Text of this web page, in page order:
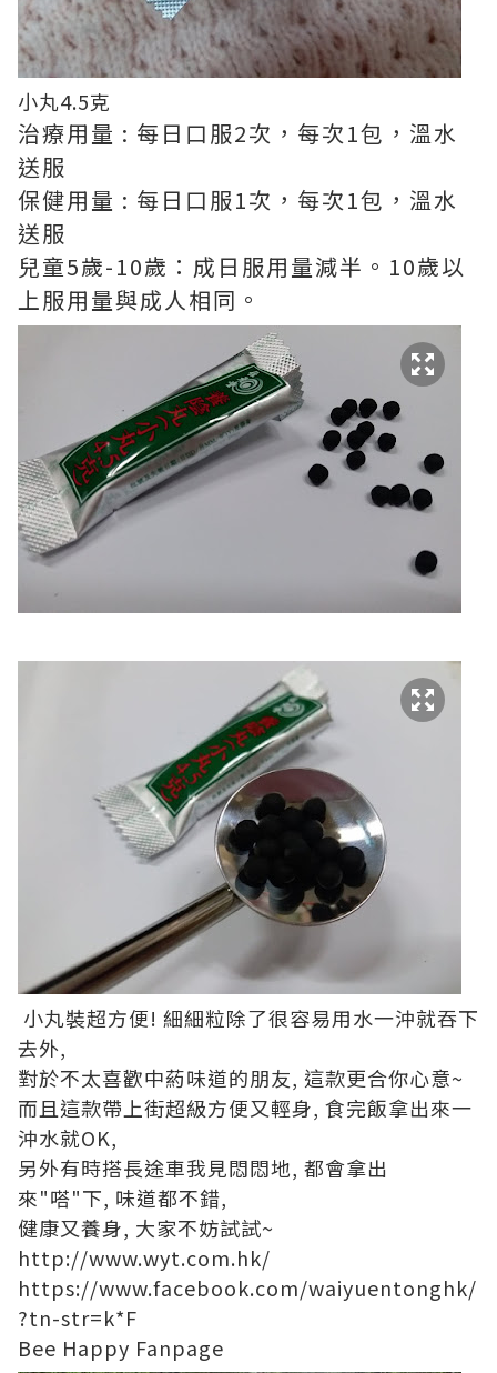
小丸4.5克
治療用量 : 每日口服2次，每次1包，溫水
送服
保健用量 : 每日口服1次，每次1包，溫水
送服
兒童5歲-10歲：成日服用量減半。10歲以
上服用量與成人相同。
小丸裝超方便! 細細粒除了很容易用水一沖就吞下
去外,
對於不太喜歡中葯味道的朋友, 這款更合你心意~
而且這款帶上街超級方便又輕身, 食完飯拿出來一
沖水就OK,
另外有時搭長途車我見悶悶地, 都會拿出
來"嗒"下, 味道都不錯,
健康又養身, 大家不妨試試~
http://www.wyt.com.hk/
https://www.facebook.com/waiyuentonghk/
?tn-str=k*F
Bee Happy Fanpage